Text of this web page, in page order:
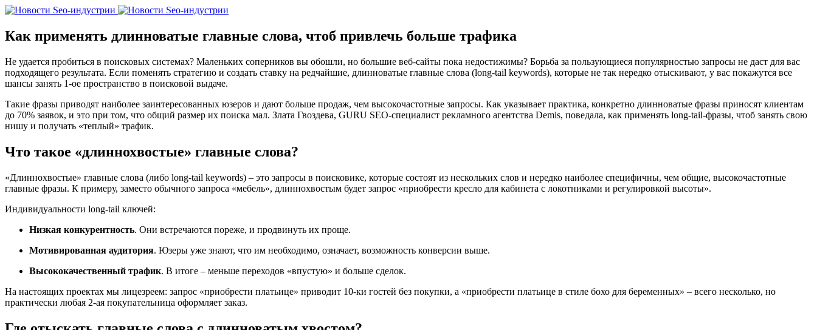
Как применять длинноватые главные слова, чтоб привлечь больше трафика
Не удается пробиться в поисковых системах? Маленьких соперников вы обошли, но большие веб-сайты пока недостижимы? Борьба за пользующиеся популярностью запросы не даст для вас
подходящего результата. Если поменять стратегию и создать ставку на редчайшие, длинноватые главные слова (long-tail keywords), которые не так нередко отыскивают, у вас покажутся все
шансы занять 1-ое пространство в поисковой выдаче.
Такие фразы приводят наиболее заинтересованных юзеров и дают больше продаж, чем высокочастотные запросы. Как указывает практика, конкретно длинноватые фразы приносят клиентам
до 70% заявок, и это при том, что общий размер их поиска мал. Злата Гвоздева, GURU SEO-специалист рекламного агентства Demis, поведала, как применять long-tail-фразы, чтоб занять свою
нишу и получать «теплый» трафик.
Что такое «длиннохвостые» главные слова?
«Длиннохвостые» главные слова (либо long-tail keywords) – это запросы в поисковике, которые состоят из нескольких слов и нередко наиболее специфичны, чем общие, высокочастотные
главные фразы. К примеру, заместо обычного запроса «мебель», длиннохвостым будет запрос «приобрести кресло для кабинета с локотниками и регулировкой высоты».
Индивидуальности long-tail ключей:
Низкая конкурентность. Они встречаются пореже, и продвинуть их проще.
Мотивированная аудитория. Юзеры уже знают, что им необходимо, означает, возможность конверсии выше.
Высококачественный трафик. В итоге – меньше переходов «впустую» и больше сделок.
На настоящих проектах мы лицезреем: запрос «приобрести платьице» приводит 10-ки гостей без покупки, а «приобрести платьице в стиле бохо для беременных» – всего несколько, но
практически любая 2-ая покупательница оформляет заказ.